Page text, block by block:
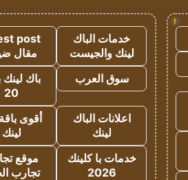
!
خدمات الباك
لينك والجيست
post
مقال
سوق العرب
باك لينك
20
اعلانات الباك
لينك
أقوى
لينك
خدمات با كلينك
2026
موقع
تجارب